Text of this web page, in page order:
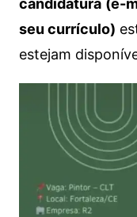
candidatura (e-
seu currículo)
estejam